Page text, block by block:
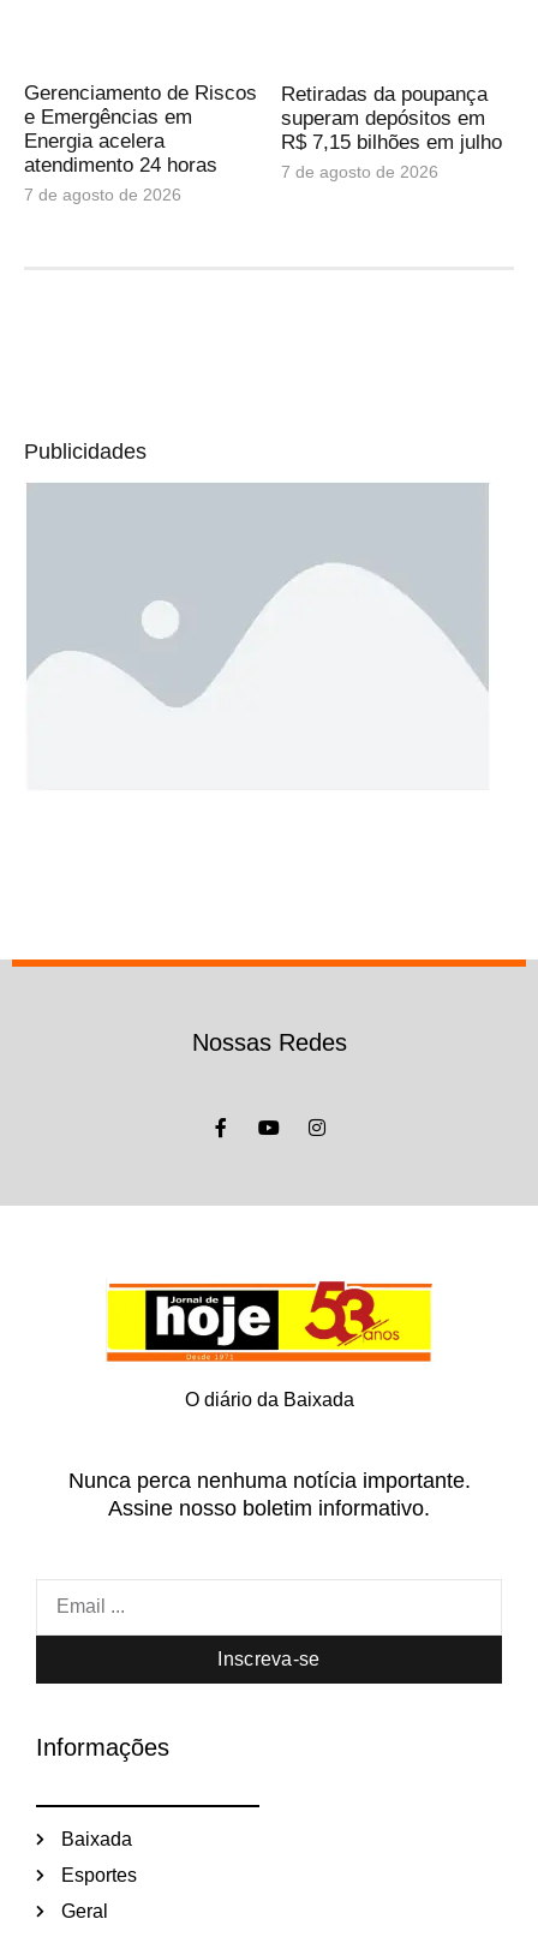
Gerenciamento de Riscos
e Emergências em
Energia acelera
atendimento 24 horas
7 de agosto de 2026
Retiradas da poupança
superam depósitos em
R$ 7,15 bilhões em julho
7 de agosto de 2026
Publicidades
Nossas Redes
O diário da Baixada
Nunca perca nenhuma notícia importante.
Assine nosso boletim informativo.
Inscreva-se
Informações
Baixada
Esportes
Geral